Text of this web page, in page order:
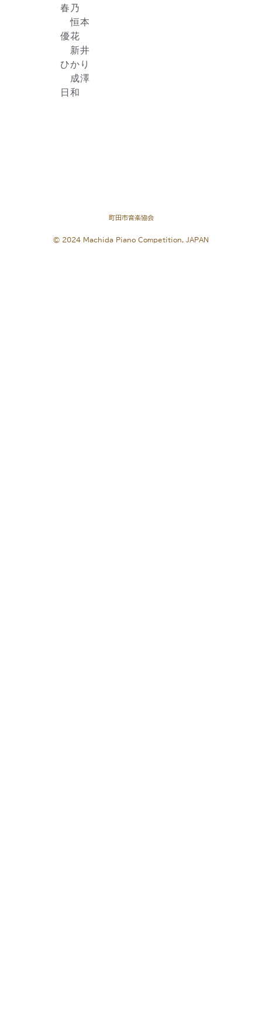
春乃
恒本
優花
新井
ひかり
成澤
日和
町田市音楽協会
© 2024 Machida Piano Competition, JAPAN